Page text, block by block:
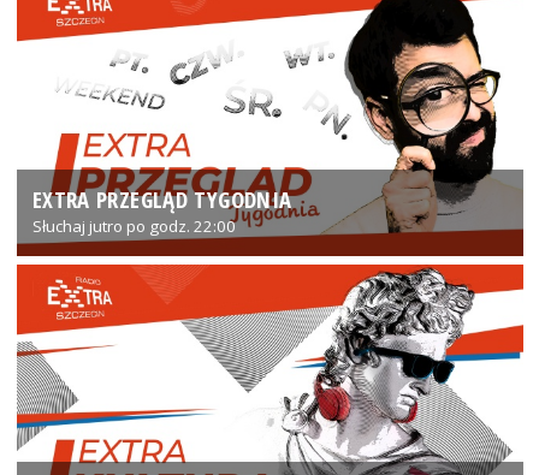
EXTRA PRZEGLĄD TYGODNIA
Słuchaj jutro po godz. 22:00